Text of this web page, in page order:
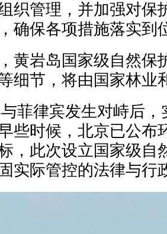
织管理，并加强对保
确保各项措施落实到
黄岩岛国家级自然保
细节，将由国家林业
菲律宾发生对峙后
些时候，北京已公布
，此次设立国家级自
实际管控的法律与行